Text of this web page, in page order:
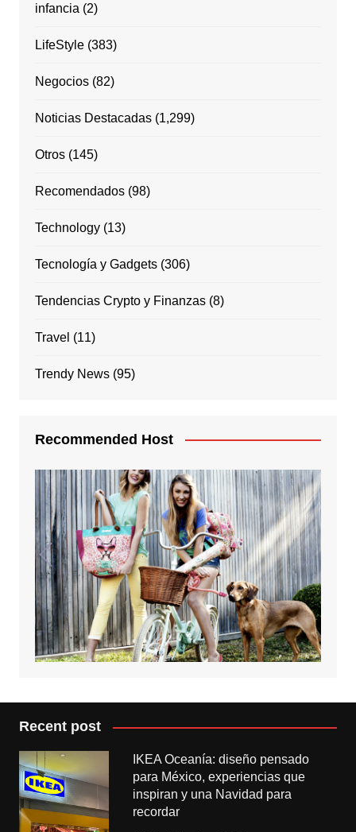
infancia (2)
LifeStyle(383)
Negocios(82)
Noticias Destacadas(1,299)
Otros(145)
Recomendados(98)
Technology(13)
Tecnología y Gadgets(306)
Tendencias Crypto y Finanzas(8)
Travel (11)
Trendy News(95)
Recommended Host
Recent post
IKEA Oceanía: diseño pensado
para México, experiencias que
inspiran y una Navidad para
recordar